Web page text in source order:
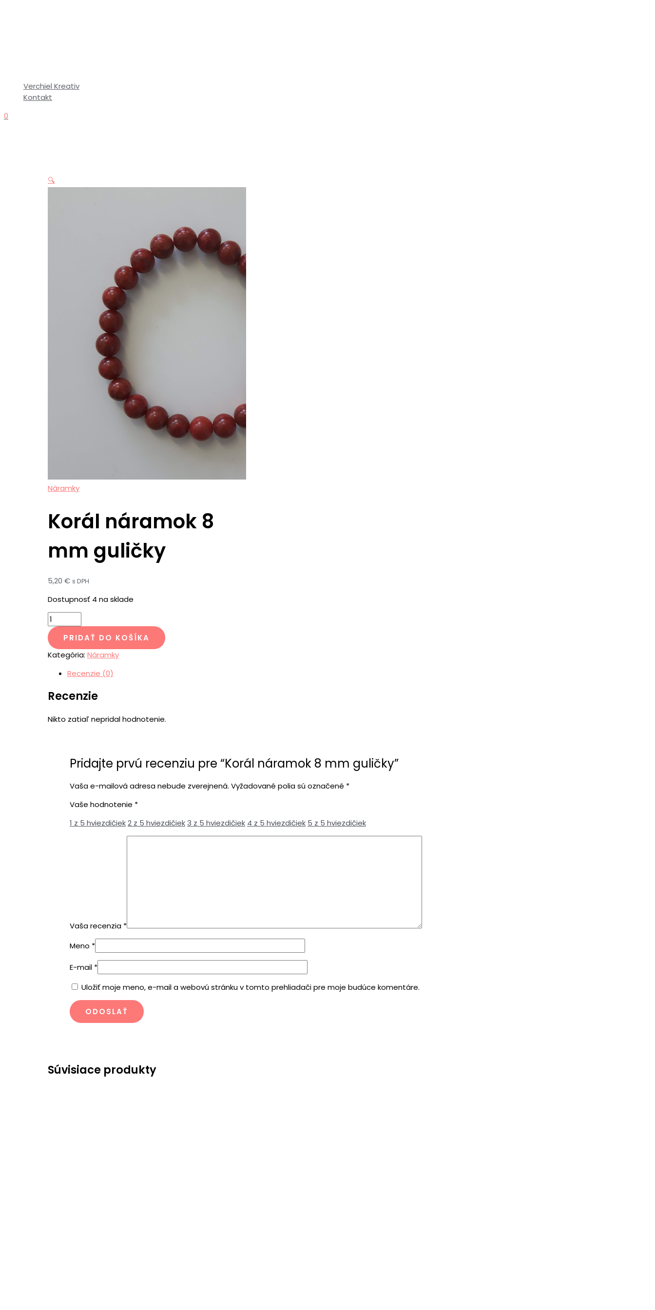
Verchiel Kreativ
Kontakt
0
🔍
Náramky
Korál náramok 8
mm guličky
5,20 € s DPH
Dostupnosť 4 na sklade
PRIDAŤ DO KOŠÍKA
Kategória: Náramky
Recenzie (0)
Recenzie
Nikto zatiaľ nepridal hodnotenie.
Pridajte prvú recenziu pre “Korál náramok 8 mm guličky”
Vaša e-mailová adresa nebude zverejnená. Vyžadované polia sú označené *
Vaše hodnotenie *
1 z 5 hviezdičiek2 z 5 hviezdičiek3 z 5 hviezdičiek 4 z 5 hviezdičiek 5 z 5 hviezdičiek
Vaša recenzia *
Meno *
E-mail *
Uložiť moje meno, e-mail a webovú stránku v tomto prehliadači pre moje budúce komentáre.
Súvisiace produkty